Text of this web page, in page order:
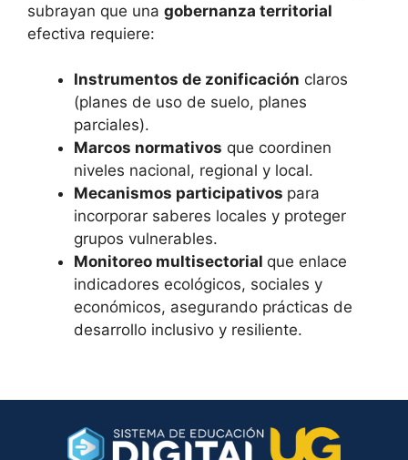
subrayan que una gobernanza territorial
efectiva requiere:
Instrumentos de zonificación claros
(planes de uso de suelo, planes
parciales).
Marcos normativos que coordinen
niveles nacional, regional y local.
Mecanismos participativos para
incorporar saberes locales y proteger
grupos vulnerables.
Monitoreo multisectorial que enlace
indicadores ecológicos, sociales y
económicos, asegurando prácticas de
desarrollo inclusivo y resiliente.